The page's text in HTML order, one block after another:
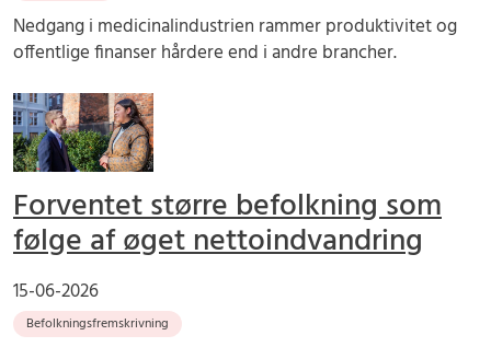
Nedgang i medicinalindustrien rammer produktivitet og
offentlige finanser hårdere end i andre brancher.
Forventet større befolkning som
følge af øget nettoindvandring
15-06-2026
Befolkningsfremskrivning